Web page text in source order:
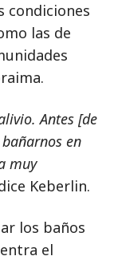
condiciones
las de
Antes [de
en
muy
Keberlin.
los baños
el